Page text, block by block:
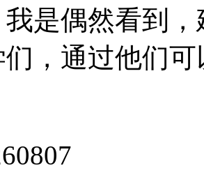
是偶然看到
，通过他们